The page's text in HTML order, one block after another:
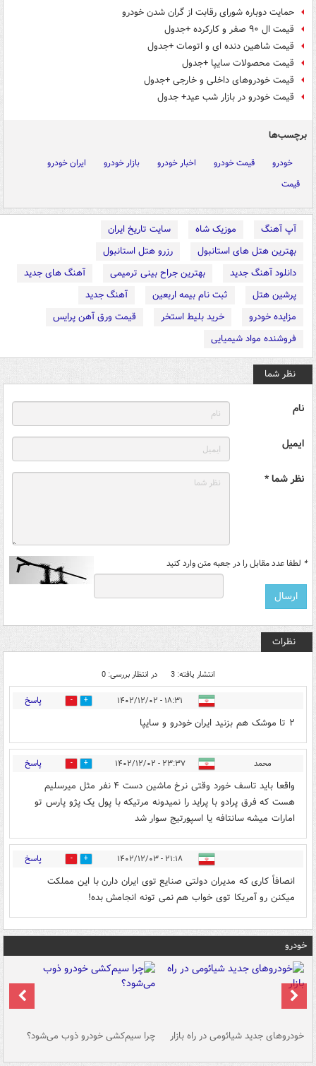
حمایت دوباره شورای رقابت از گران شدن خودرو
قیمت ال ۹۰ صفر و کارکرده +جدول
قیمت شاهین دنده ای و اتومات +جدول
قیمت محصولات سایپا +جدول
قیمت خودروهای داخلی و خارجی +جدول
قیمت خودرو در بازار شب عید+ جدول
برچسب‌ها
خودرو قیمت خودرو اخبار خودرو بازار خودرو
ایران خودرو
قیمت
آپ آهنگ موزیک شاه
سایت تاریخ ایران
بهترین هتل های استانبول
رزرو هتل استانبول
دانلود آهنگ جدید
بهترین جراح بینی ترمیمی
آهنگ های جدید
پرشین هتل
ثبت نام بیمه اربعین
آهنگ جدید
مزایده خودرو
خرید بلیط استخر
قیمت ورق آهن پرایس
فروشنده مواد شیمیایی
نظر شما
نام
ایمیل
نظر شما *
* لطفا عدد مقابل را در جعبه متن وارد کنید
نظرات
انتشار یافته: 3 در انتظار بررسی: 0
۱۸:۳۱ - ۱۴۰۲/۱۲/۰۲ 2 پاسخ
۲ تا موشک هم بزنید ایران خودرو و سایپا
محمد ۲۳:۳۷ - ۱۴۰۲/۱۲/۰۲ 0 پاسخ
واقعا باید تاسف خورد وقتی نرخ ماشین دست ۴ نفر مثل میرسلیم
هست که فرق پرادو با پراید را نمیدونه مرتیکه با پول یک پژو پارس تو
امارات میشه سانتافه یا اسپورتیج سوار شد
۲۱:۱۸ - ۱۴۰۲/۱۲/۰۳ 0 پاسخ
انصافاً کاری که مدیران دولتی صنایع توی ایران دارن با این مملکت
میکنن رو آمریکا توی خواب هم نمی تونه انجامش بده!
خودرو
خودروهای جدید شیائومی در راه بازار چرا سیم‌کشی خودرو ذوب می‌شود؟